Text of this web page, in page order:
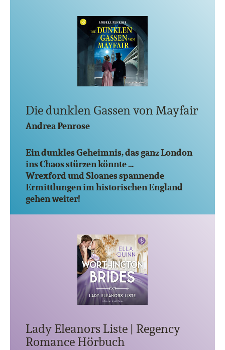
Die dunklen Gassen von Mayfair
Andrea Penrose
Ein dunkles Geheimnis, das ganz London
ins Chaos stürzen könnte …
Wrexford und Sloanes spannende
Ermittlungen im historischen England
gehen weiter!
Lady Eleanors Liste | Regency
Romance Hörbuch